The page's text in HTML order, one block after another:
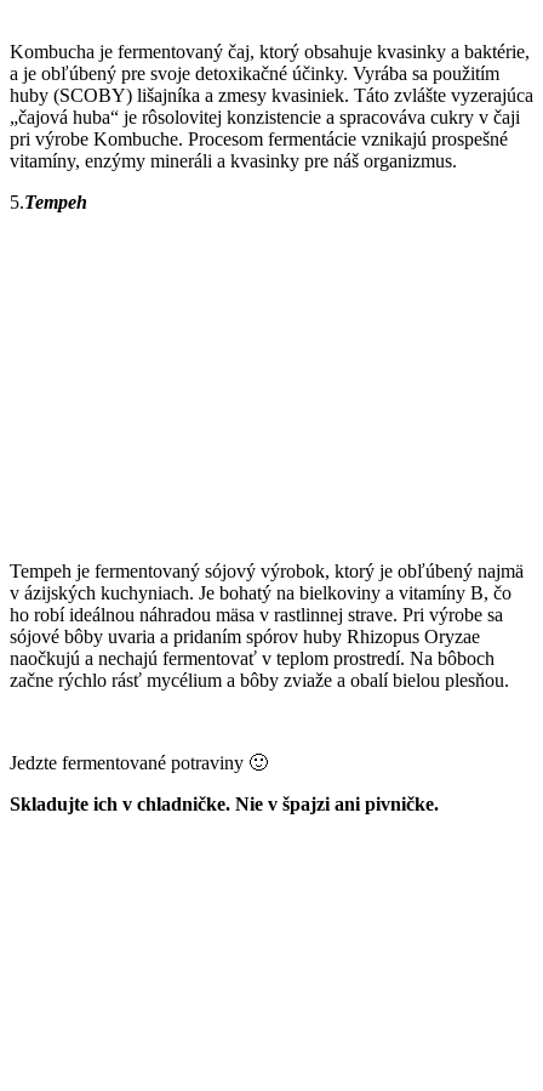
Kombucha je fermentovaný čaj, ktorý obsahuje kvasinky a baktérie,
a je obľúbený pre svoje detoxikačné účinky. Vyrába sa použitím
huby (SCOBY) lišajníka a zmesy kvasiniek. Táto zvlášte vyzerajúca
„čajová huba“ je rôsolovitej konzistencie a spracováva cukry v čaji
pri výrobe Kombuche. Procesom fermentácie vznikajú prospešné
vitamíny, enzýmy mineráli a kvasinky pre náš organizmus.
5.Tempeh
Tempeh je fermentovaný sójový výrobok, ktorý je obľúbený najmä
v ázijských kuchyniach. Je bohatý na bielkoviny a vitamíny B, čo
ho robí ideálnou náhradou mäsa v rastlinnej strave. Pri výrobe sa
sójové bôby uvaria a pridaním spórov huby Rhizopus Oryzae
naočkujú a nechajú fermentovať v teplom prostredí. Na bôboch
začne rýchlo rásť mycélium a bôby zviaže a obalí bielou plesňou.
Jedzte fermentované potraviny 🙂
Skladujte ich v chladničke. Nie v špajzi ani pivničke.